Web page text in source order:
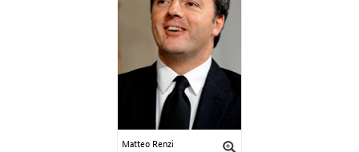
Matteo Renzi